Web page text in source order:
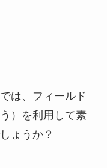
は、フィールド
）を利用して素
ょうか？